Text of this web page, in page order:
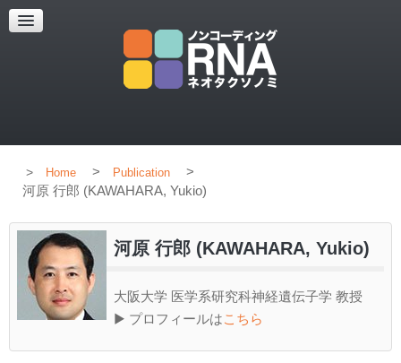
CONCEPT
Home > Publication
>
河原 行郎 (KAWAHARA, Yukio)
河原 行郎 (KAWAHARA, Yukio)
大阪大学 医学系研究科神経遺伝子学 教授
▶ プロフィールはこちら